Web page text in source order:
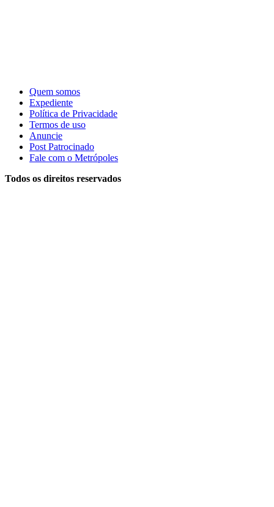
Quem somos
Expediente
Política de Privacidade
Termos de uso
Anuncie
Post Patrocinado
Fale com o Metrópoles
Todos os direitos reservados